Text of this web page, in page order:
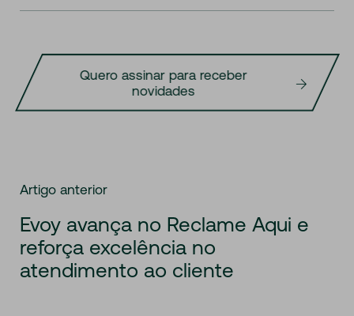
Quero assinar para receber
novidades
Artigo anterior
Evoy avança no Reclame Aqui e
reforça excelência no
atendimento ao cliente